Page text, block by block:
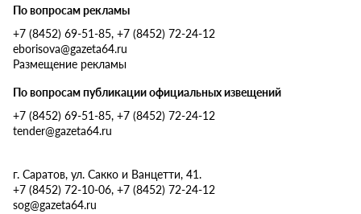
По вопросам рекламы
+7 (8452) 69-51-85, +7 (8452) 72-24-12
eborisova@gazeta64.ru
Размещение рекламы
По вопросам публикации официальных извещений
+7 (8452) 69-51-85, +7 (8452) 72-24-12
tender@gazeta64.ru
г. Саратов, ул. Сакко и Ванцетти, 41.
+7 (8452) 72-10-06, +7 (8452) 72-24-12
sog@gazeta64.ru